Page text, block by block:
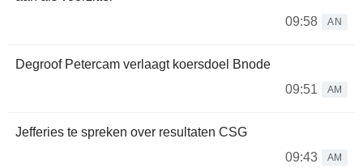
09:58
AN
Degroof Petercam verlaagt koersdoel Bnode
09:51
AM
Jefferies te spreken over resultaten CSG
09:43
AM